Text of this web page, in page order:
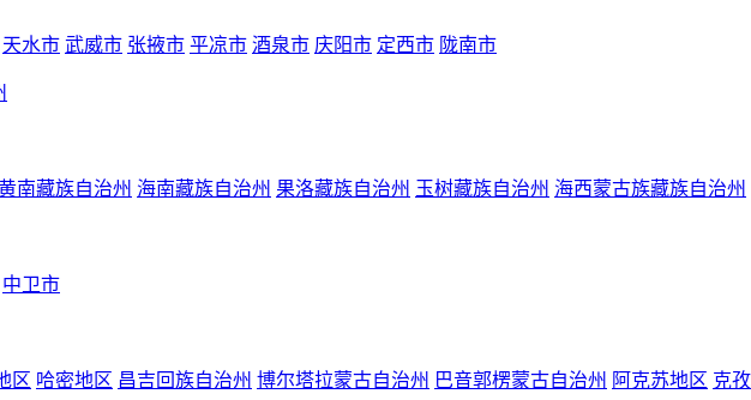
天水市 武威市 张掖市 平凉市 酒泉市 庆阳市 定西市 陇南市
南藏族自治州 海南藏族自治州 果洛藏族自治州 玉树藏族自治州 海西蒙古族藏族自治州
中卫市
区 哈密地区 昌吉回族自治州 博尔塔拉蒙古自治州 巴音郭楞蒙古自治州 阿克苏地区 克